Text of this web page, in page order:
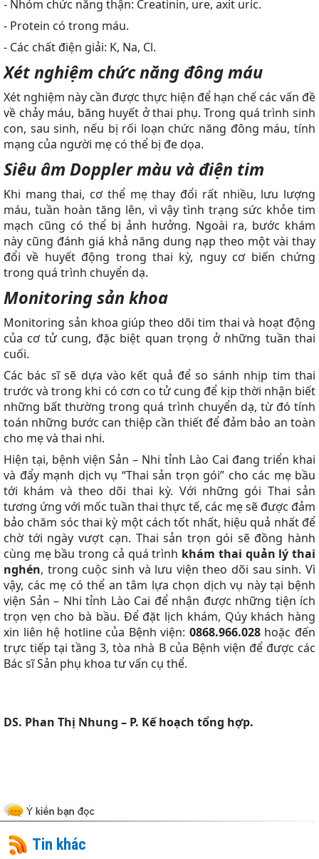
- Nhóm chức năng thận: Creatinin, ure, axit uric.
- Protein có trong máu.
- Các chất điện giải: K, Na, Cl.
Xét nghiệm chức năng đông máu
Xét nghiệm này cần được thực hiện để hạn chế các vấn đề
về chảy máu, băng huyết ở thai phụ. Trong quá trình sinh
con, sau sinh, nếu bị rối loạn chức năng đông máu, tính
mạng của người mẹ có thể bị đe dọa.
Siêu âm Doppler màu và điện tim
Khi mang thai, cơ thể mẹ thay đổi rất nhiều, lưu lượng
máu, tuần hoàn tăng lên, vì vậy tình trạng sức khỏe tim
mạch cũng có thể bị ảnh hưởng. Ngoài ra, bước khám
này cũng đánh giá khả năng dung nạp theo một vài thay
đổi về huyết động trong thai kỳ, nguy cơ biến chứng
trong quá trình chuyển dạ.
Monitoring sản khoa
Monitoring sản khoa giúp theo dõi tim thai và hoạt động
của cơ tử cung, đặc biệt quan trọng ở những tuần thai
cuối.
Các bác sĩ sẽ dựa vào kết quả để so sánh nhịp tim thai
trước và trong khi có cơn co tử cung để kịp thời nhận biết
những bất thường trong quá trình chuyển dạ, từ đó tính
toán những bước can thiệp cần thiết để đảm bảo an toàn
cho mẹ và thai nhi.
Hiện tại, bệnh viện Sản – Nhi tỉnh Lào Cai đang triển khai
và đẩy mạnh dịch vụ “Thai sản trọn gói” cho các mẹ bầu
tới khám và theo dõi thai kỳ. Với những gói Thai sản
tương ứng với mốc tuần thai thực tế, các mẹ sẽ được đảm
bảo chăm sóc thai kỳ một cách tốt nhất, hiệu quả nhất để
chờ tới ngày vượt cạn. Thai sản trọn gói sẽ đồng hành
cùng mẹ bầu trong cả quá trình khám thai quản lý thai
nghén, trong cuộc sinh và lưu viện theo dõi sau sinh. Vì
vậy, các mẹ có thể an tâm lựa chọn dịch vụ này tại bệnh
viện Sản – Nhi tỉnh Lào Cai để nhận được những tiện ích
trọn vẹn cho bà bầu. Để đặt lịch khám, Qúy khách hàng
xin liên hệ hotline của Bệnh viện: 0868.966.028hoặc đến
trực tiếp tại tầng 3, tòa nhà B của Bệnh viện để được các
Bác sĩ Sản phụ khoa tư vấn cụ thể.
DS. Phan Thị Nhung – P. Kế hoạch tổng hợp.
Tin khác